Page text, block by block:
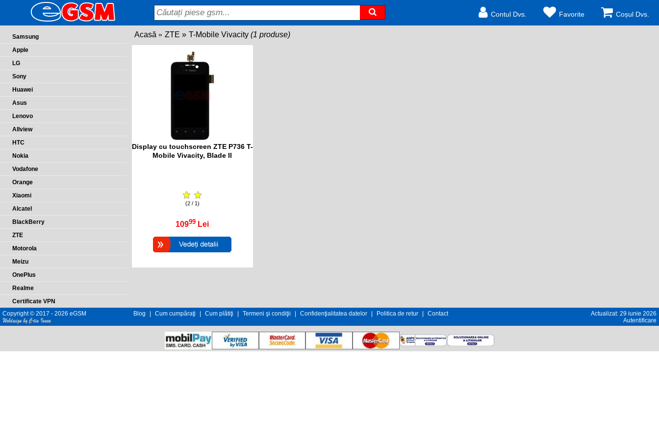
Contul Dvs. Favorite Coșul Dvs.
Samsung
Apple
LG
Sony
Huawei
Asus
Lenovo
Allview
HTC
Nokia
Vodafone
Orange
Xiaomi
Alcatel
BlackBerry
ZTE
Motorola
Meizu
OnePlus
Realme
Certificate VPN
Acasă ZTE T-Mobile Vivacity (1 produse)
Display cu touchscreen ZTE P736 T-
Mobile Vivacity, Blade II
(2 / 1)
10999 Lei
Copyright © 2017 - 2026 eGSM Blog Cum cumpăraţi Cum plătiţi Termeni şi condiţii Confidenţialitatea datelor Politica de retur Contact
Actualizat: 29 iunie 2026
Autentificare